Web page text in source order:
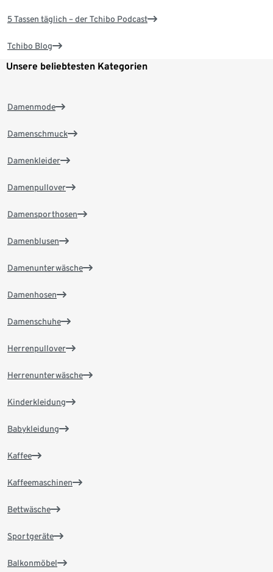
5 Tassen täglich – der Tchibo Podcast
Tchibo Blog
Unsere beliebtesten Kategorien
Damenmode
Damenschmuck
Damenkleider
Damenpullover
Damensporthosen
Damenblusen
Damenunterwäsche
Damenhosen
Damenschuhe
Herrenpullover
Herrenunterwäsche
Kinderkleidung
Babykleidung
Kaffee
Kaffeemaschinen
Bettwäsche
Sportgeräte
Balkonmöbel